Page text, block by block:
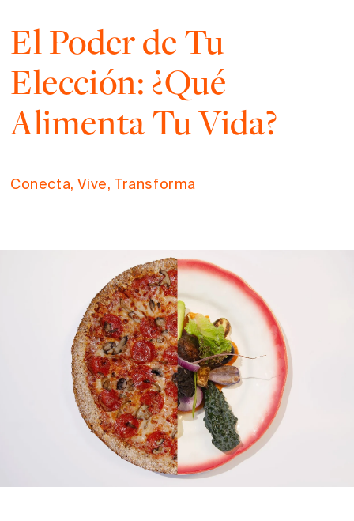
El Poder de Tu
Elección: ¿Qué
Alimenta Tu Vida?
Conecta, Vive, Transforma